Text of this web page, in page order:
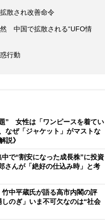
散され改善命令
然 中国で拡散される“UFO情
行動
” 女性は「ワンピースを着てい
なぜ「ジャケット」がマストな
説》
で“割安になった成長株”に投資
んが「絶好の仕込み時」と考
竹中平蔵氏が語る高市内閣の評
のぎ」いま不可欠なのは“社会